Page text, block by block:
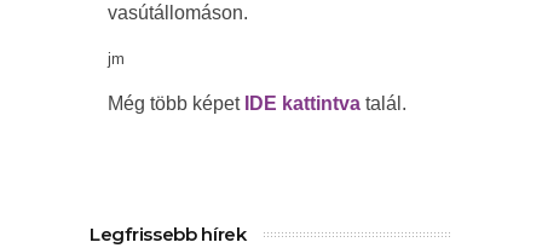
vasútállomáson.
jm
Még több képet IDE kattintva talál.
Legfrissebb hírek